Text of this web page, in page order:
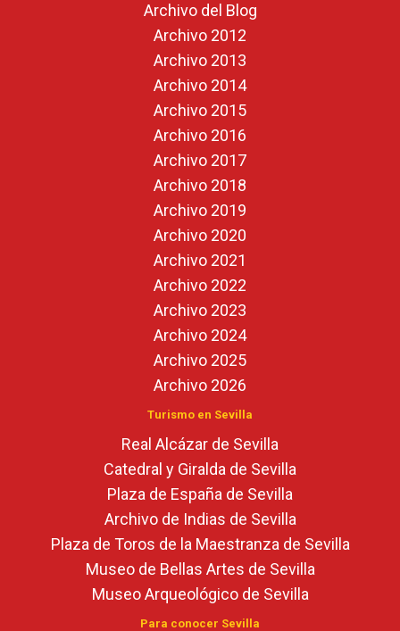
Archivo del Blog
Archivo 2012
Archivo 2013
Archivo 2014
Archivo 2015
Archivo 2016
Archivo 2017
Archivo 2018
Archivo 2019
Archivo 2020
Archivo 2021
Archivo 2022
Archivo 2023
Archivo 2024
Archivo 2025
Archivo 2026
Turismo en Sevilla
Real Alcázar de Sevilla
Catedral y Giralda de Sevilla
Plaza de España de Sevilla
Archivo de Indias de Sevilla
Plaza de Toros de la Maestranza de Sevilla
Museo de Bellas Artes de Sevilla
Museo Arqueológico de Sevilla
Para conocer Sevilla